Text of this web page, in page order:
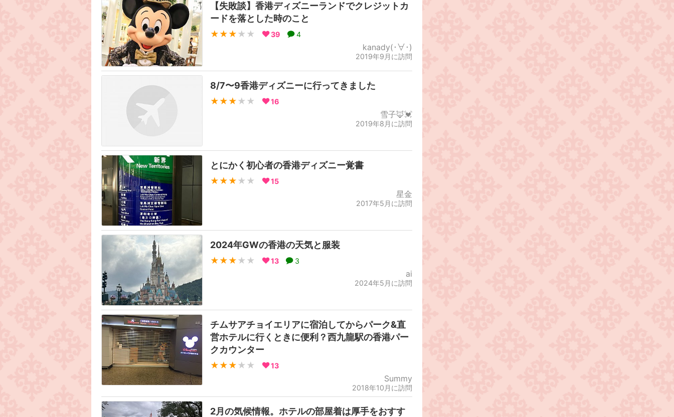
【失敗談】香港ディズニーランドでクレジットカ
ードを落とした時のこと
★★★ ★★ 39 4
kanady(･∀･)
2019年9月に訪問
8/7〜9香港ディズニーに行ってきました
★★★ ★★ 16
雪子🦊💓
2019年8月に訪問
とにかく初心者の香港ディズニー覚書
★★★ ★★ 15
星金
2017年5月に訪問
2024年GWの香港の天気と服装
★★★ ★★ 13 3
ai
2024年5月に訪問
チムサアチョイエリアに宿泊してからパーク&直
営ホテルに行くときに便利？西九龍駅の香港パー
クカウンター
★★★ ★★ 13
Summy
2018年10月に訪問
2月の気候情報。ホテルの部屋着は厚手をおすす